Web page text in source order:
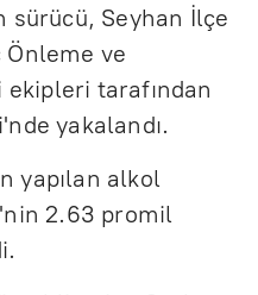
sürücü, Seyhan İlçe
Önleme ve
tarafından
yakalandı.
yapılan alkol
2.63 promil